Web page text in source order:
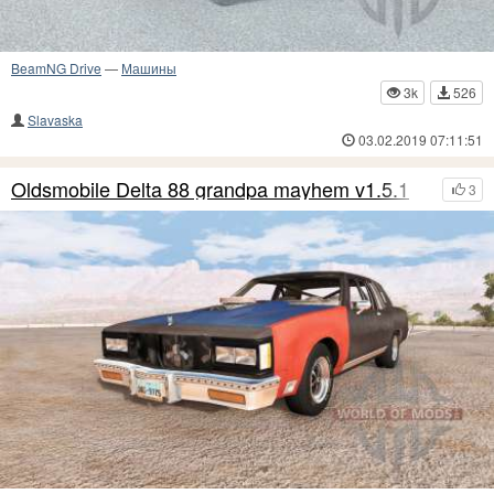
BeamNG Drive — Машины
3k
526
Slavaska
03.02.2019 07:11:51
3
Oldsmobile Delta 88 grandpa mayhem v1.5.1